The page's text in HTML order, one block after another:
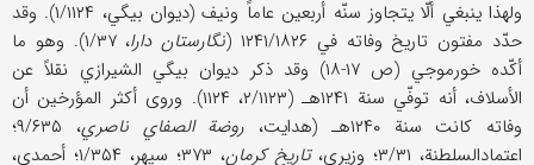
ولهذا ینبغي ألّا یتجاوز سنّه أربعین عاماً ونیف (دیوان بیگي، ۱/۱۱۲۴). وقد
حدّد مفتون تاریخ وفاته في ۱۲۴۱/۱۸۲۶ (
نگارستان دارا
، ۱/۳۷). وهو ما
أکّده خورموجي (ص ۱۷-۱۸) وقد ذکر دیوان بیگي الشیرازي نقلاً عن
الأسلاف، أنه توفّي سنة ۱۲۴۱هـ (۲/۱۱۲۳، ۱۱۲۴). وروی أکثر المؤرخین أن
وفاته کانت سنة ۱۲۴۰هـ (هدایت،
روضة الصفاي ناصري
، ۹/۶۳۵؛
اعتمادالسلطنة، ۳/۳۱؛ وزیري،
تاریخ کرمان
، ۳۷۳؛ سپهر، ۱/۳۵۴؛ أحمدي،